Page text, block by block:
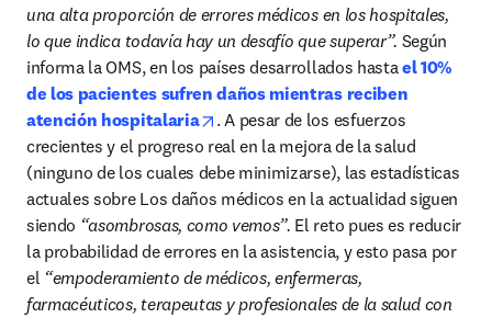
una alta proporción de errores médicos en los hospitales,
lo que indica todavía hay un desafío que superar”. Según
informa la OMS, en los países desarrollados hasta el 10%
de los pacientes sufren daños mientras reciben
atención hospitalaria
opens in new tab/window
. A pesar de los esfuerzos
crecientes y el progreso real en la mejora de la salud
(ninguno de los cuales debe minimizarse), las estadísticas
actuales sobre Los daños médicos en la actualidad siguen
siendo “asombrosas, como vemos”. El reto pues es reducir
la probabilidad de errores en la asistencia, y esto pasa por
el “empoderamiento de médicos, enfermeras,
farmacéuticos, terapeutas y profesionales de la salud con